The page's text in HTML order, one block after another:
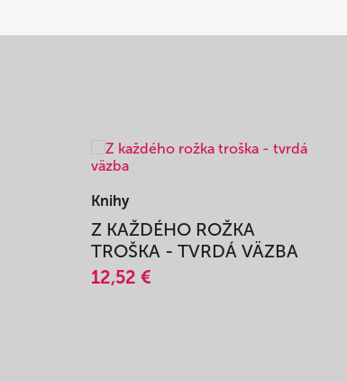
Knihy
Z KAŽDÉHO ROŽKA
TROŠKA - TVRDÁ VÄZBA
12,52 €